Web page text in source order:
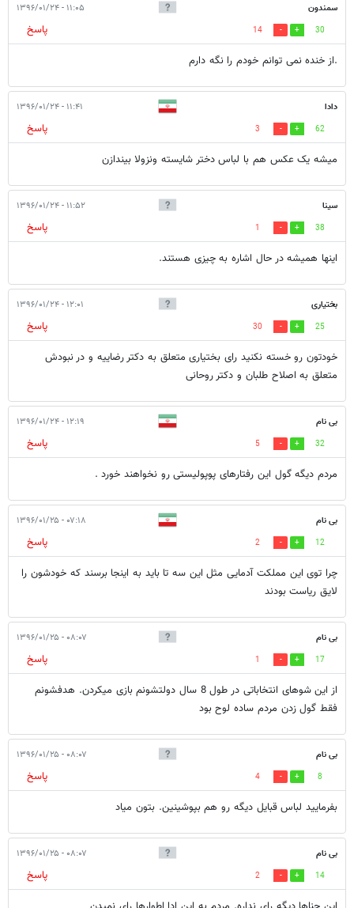
سمندون ۱۱:۰۵ - ۱۳۹۶/۰۱/۲۴
30
14
پاسخ
.از خنده نمی توانم خودم را نگه دارم
دادا ۱۱:۴۱ - ۱۳۹۶/۰۱/۲۴
62
3
پاسخ
میشه یک عکس هم با لباس دختر شایسته ونزولا بیندازن
سینا ۱۱:۵۲ - ۱۳۹۶/۰۱/۲۴
38
1
پاسخ
اینها همیشه در حال اشاره به چیزی هستند.
بختیاری ۱۲:۰۱ - ۱۳۹۶/۰۱/۲۴
25
30
پاسخ
خودتون رو خسته نکنید رای بختیاری متعلق به دکتر رضاییه و در نبودش
متعلق به اصلاح طلبان و دکتر روحانی
بی نام ۱۲:۱۹ - ۱۳۹۶/۰۱/۲۴
32
5
پاسخ
مردم دیگه گول این رفتارهای پوپولیستی رو نخواهند خورد .
بی نام ۰۷:۱۸ - ۱۳۹۶/۰۱/۲۵
12
2
پاسخ
چرا توی این مملکت آدمایی مثل این سه تا باید به اینجا برسند که خودشون را
لایق ریاست بودند
بی نام ۰۸:۰۷ - ۱۳۹۶/۰۱/۲۵
17
1
پاسخ
از این شوهای انتخاباتی در طول 8 سال دولتشونم بازی میکردن. هدفشونم
فقط گول زدن مردم ساده لوح بود
بی نام ۰۸:۰۷ - ۱۳۹۶/۰۱/۲۵
8
4
پاسخ
بفرمایید لباس قبایل دیگه رو هم بپوشینین. بتون میاد
بی نام ۰۸:۰۷ - ۱۳۹۶/۰۱/۲۵
14
2
پاسخ